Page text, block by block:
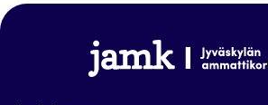
www.jamk.fi